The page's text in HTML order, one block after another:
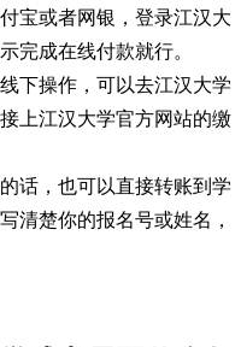
宝或者网银，登录江汉大
完成在线付款就行。
下操作，可以去江汉大学
上江汉大学官方网站的缴
话，也可以直接转账到学
清楚你的报名号或姓名，